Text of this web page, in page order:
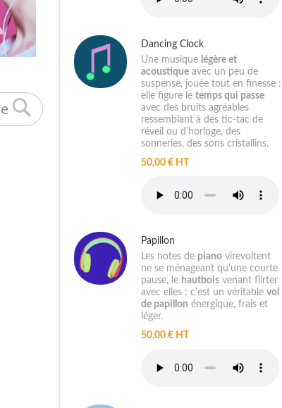
Dancing Clock
Une musique légère et
acoustique avec un peu de
suspense, jouée tout en finesse :
elle figure letemps qui passe
avec des bruits agréables
ressemblant à des tic-tac de
réveil ou d'horloge, des
sonneries, des sons cristallins.
50,00 € HT
Papillon
Les notes de piano virevoltent
ne se ménageant qu'une courte
pause, le hautbois venant flirter
avec elles : c'est un véritablevol
de papillon énergique, frais et
léger.
50,00 € HT
Search